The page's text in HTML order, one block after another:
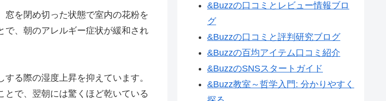
窓を閉め切った状態で室内の花粉を
で、朝のアレルギー症状が緩和され
る際の湿度上昇を抑えています。
で、翌朝には驚くほど乾いている
&Buzzの口コミとレビュー情報ブロ
グ
&Buzzの口コミと評判研究ブログ
&Buzzの百均アイテム口コミ紹介
&BuzzのSNSスタートガイド
&Buzz教室～哲学入門: 分かりやすく